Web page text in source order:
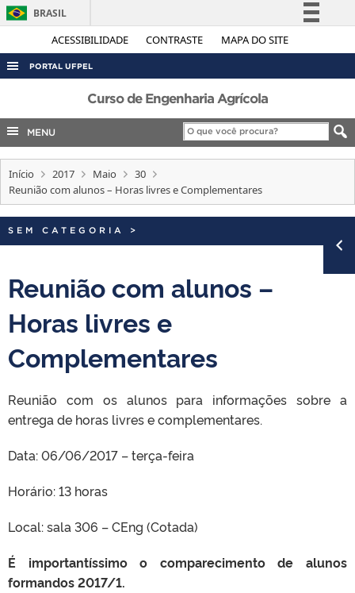
ACESSIBILIDADE CONTRASTE MAPA DO SITE
BRASIL
Simplifique!
Acesso à informação
Legislação
Canais
PORTAL UFPEL
ACESSO À INFORMAÇÃO
AUDITORIA
COBALTO
CONCURSOS
INTERNACIONAL
PORTARIAS
Curso de Engenharia Agrícola
MENU
Início 2017 Maio
30
Reunião com alunos – Horas livres e Complementares
SEM CATEGORIA >
Reunião com alunos –
Horas livres e
Complementares
Reunião com os alunos para informações sobre a
entrega de horas livres e complementares.
Data: 06/06/2017 – terça-feira
Horário: 13 horas
Local: sala 306 – CEng (Cotada)
É importantíssimo o comparecimento de alunos
formandos 2017/1.